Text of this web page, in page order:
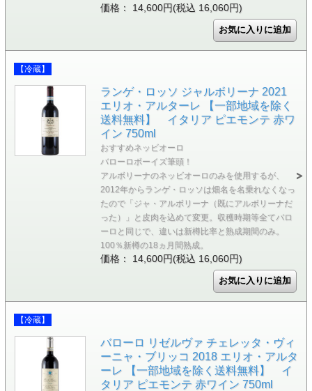
価格： 14,600円(税込 16,060円)
【冷蔵】
ランゲ・ロッソ ジャルボリーナ 2021
エリオ・アルターレ 【一部地域を除く
送料無料】 イタリア ピエモンテ 赤ワ
イン 750ml
おすすめネッビオーロ
バローロボーイズ筆頭！
アルボリーナのネッビオーロのみを使用するが、
2012年からランゲ・ロッソは畑名を名乗れなくなっ
たので「ジャ・アルボリーナ（既にアルボリーナだ
った）」と皮肉を込めて変更。収穫時期等全てバロ
ーロと同じで、違いは新樽比率と熟成期間のみ。
100％新樽の18ヵ月間熟成。
価格： 14,600円(税込 16,060円)
【冷蔵】
バローロ リゼルヴァ チェレッタ・ヴィ
ーニャ・ブリッコ 2018 エリオ・アルタ
ーレ 【一部地域を除く送料無料】 イ
タリア ピエモンテ 赤ワイン 750ml